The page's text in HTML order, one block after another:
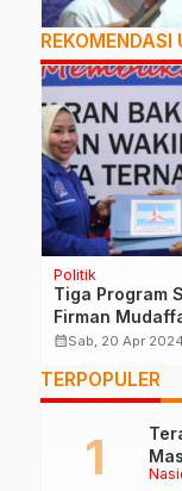
Politik
Tiga Program
Firman
Calon Walikota
calendar_monthSab, 20 Apr 2024
TERPOPULER